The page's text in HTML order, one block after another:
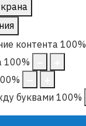
контента 100%
100%
%
буквами 100%